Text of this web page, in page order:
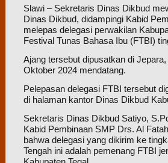
Slawi – Sekretaris Dinas Dikbud
Dinas Dikbud, didampingi Kabid
melepas delegasi perwakilan
Festival Tunas Bahasa Ibu (FTBI)
Ajang tersebut dipusatkan di
Oktober 2024 mendatang.
Pelepasan delegasi FTBI tersebut
di halaman kantor Dinas Dikbud
Sekretaris Dinas Dikbud Satiyo,
Kabid Pembinaan SMP Drs. Al
bahwa delegasi yang dikirim ke
Tengah ini adalah pemenang FTBI